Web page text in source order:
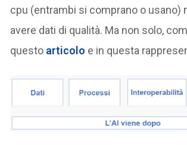
cpu (entrambi si comprano o usano)
avere dati di qualità. Ma non solo,
questo articolo e in questa